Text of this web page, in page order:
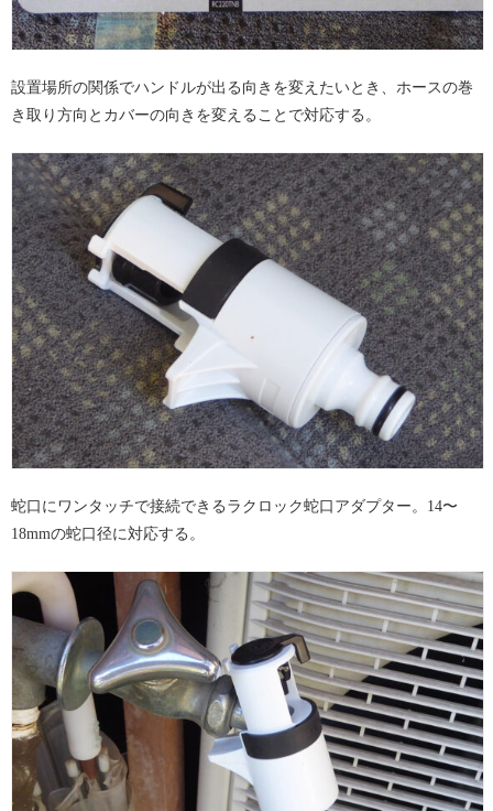
設置場所の関係でハンドルが出る向きを変えたいとき、ホースの巻
き取り方向とカバーの向きを変えることで対応する。
蛇口にワンタッチで接続できるラクロック蛇口アダプター。14〜
18mmの蛇口径に対応する。